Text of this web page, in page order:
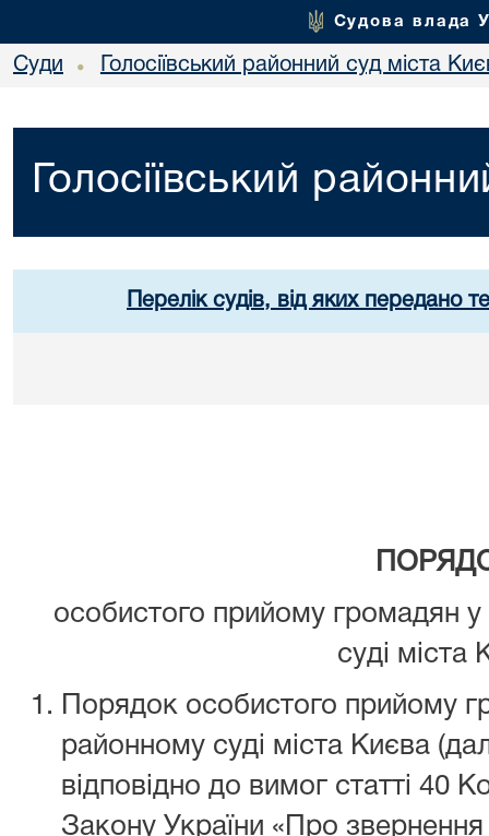
Судова влада
Суди • Голосіївський районний суд міста
Голосіївський
Перелік судів, від яких передано
особистого прийому громадян у
суді міста
Порядок особистого прийому
районному суді міста Києва
відповідно до вимог статті 40
Закону України «Про